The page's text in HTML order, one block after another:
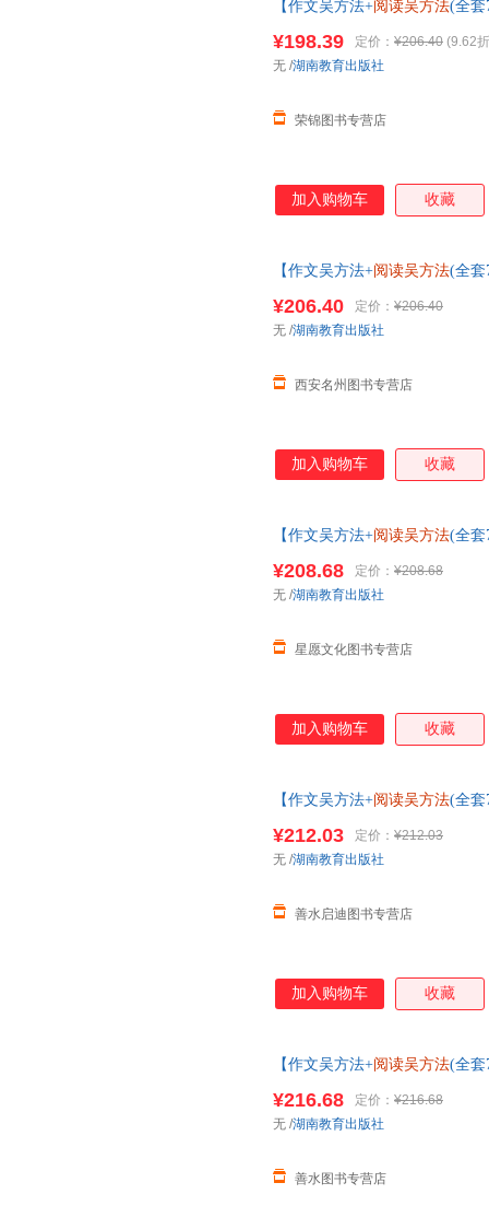
【作文吴方法+阅读吴方法(全套
单，本店所有商品均可开票】
¥198.39 定价： ¥206.40 (9.62
荣锦图书专营店
无 /湖南教育出版社
加入购物车 收藏
【作文吴方法+阅读吴方法(全套
单，本店所有商品均可开票】
¥206.40 定价： ¥206.40
西安名州图书专营店
无 /湖南教育出版社
加入购物车 收藏
【作文吴方法+阅读吴方法(全套
¥208.68 定价： ¥208.68
星愿文化图书专营店
无 /湖南教育出版社
加入购物车 收藏
【作文吴方法+阅读吴方法(全套
服】
¥212.03 定价： ¥212.03
善水启迪图书专营店
无 /湖南教育出版社
加入购物车 收藏
【作文吴方法+阅读吴方法(全套
服】
¥216.68 定价： ¥216.68
善水图书专营店
无 /湖南教育出版社